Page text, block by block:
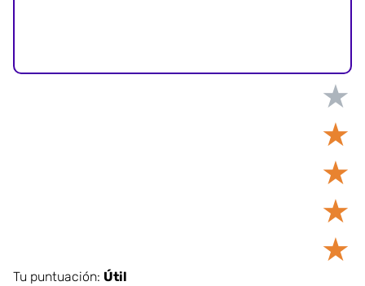
★
★
★
★
★
Tu puntuación: Útil